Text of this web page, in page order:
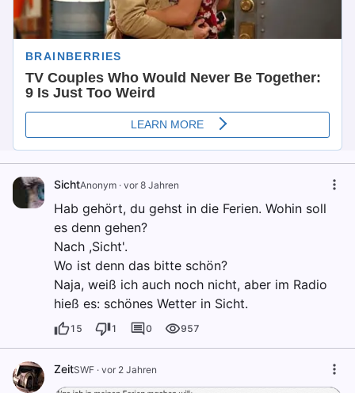
SichtAnonym · vor 8 Jahren
Hab gehört, du gehst in die Ferien. Wohin soll
es denn gehen?
Nach ,Sicht'.
Wo ist denn das bitte schön?
Naja, weiß ich auch noch nicht, aber im Radio
hieß es: schönes Wetter in Sicht.
15 1 0 957
ZeitSWF · vor 2 Jahren